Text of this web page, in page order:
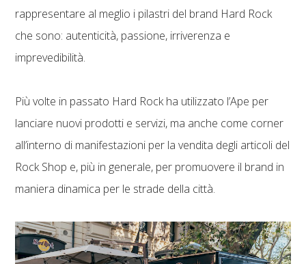
rappresentare al meglio i pilastri del brand Hard Rock
che sono: autenticità, passione, irriverenza e
imprevedibilità.
Più volte in passato Hard Rock ha utilizzato l’Ape per
lanciare nuovi prodotti e servizi, ma anche come corner
all’interno di manifestazioni per la vendita degli articoli del
Rock Shop e, più in generale, per promuovere il brand in
maniera dinamica per le strade della città.